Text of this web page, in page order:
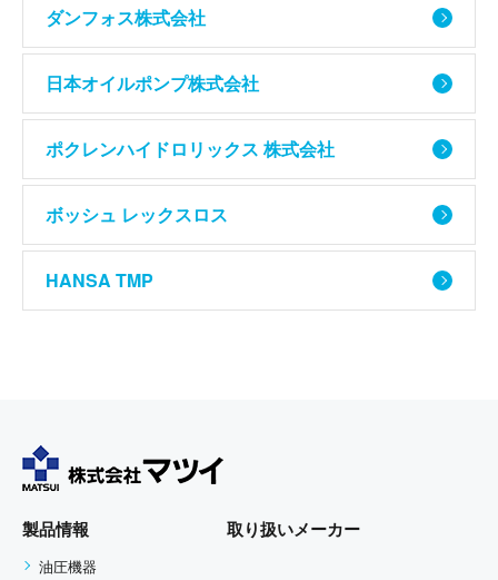
ダンフォス株式会社
日本オイルポンプ株式会社
ポクレンハイドロリックス 株式会社
ボッシュ レックスロス
HANSA TMP
製品情報
油圧機器
取り扱いメーカー